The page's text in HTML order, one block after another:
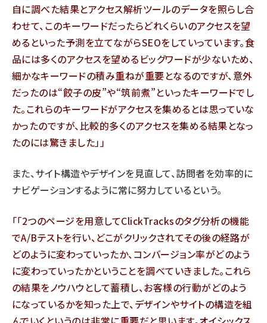
自に調べた結果とアクセス解析ツールのデータを照らし合
わせて、このキーワードだったらどれくらいのアクセスを望
めるといった予測を立てながらSEOをしていっています。食
品には多くのアクセスを望めるビッグワードが少ないため、
細かなキーワードの積み重ねが重要となるのですが、意外
だったのは“餃子の皮”や“筑前煮”といったキーワードでし
た。これらのキーワードがアクセスを集めるとは思っていな
かったのですが、比較的多くのアクセスを集める結果となっ
たのには驚きました」
また、サイト構造やデザインを見直して、訪問者を効率的に
ナビゲーションするように常に努力しているという。
「2つのページを用意してClickTracksのタグ分析の機能
でA/Bテストを行い、どこがクリックされてその後の経路が
どのように変わっていったか、コンバージョン率がどのよう
に変わっていったかということを調べていきました。これら
の結果をノウハウとして蓄積し、お客様の行動がどのよう
になっているかを知った上で、デザインやサイトの構造を組